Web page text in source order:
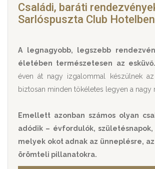
Családi, baráti
Sarlóspuszta Club Hotelben
A legnagyobb, legszebb
életében természetesen az esküvő.
éven át nagy izgalommal készülnek
biztosan minden tökéletes legyen a nagy
Emellett azonban számos olyan
adódik – évfordulók,
melyek okot adnak az ünneplésre,
örömteli pillanatokra.